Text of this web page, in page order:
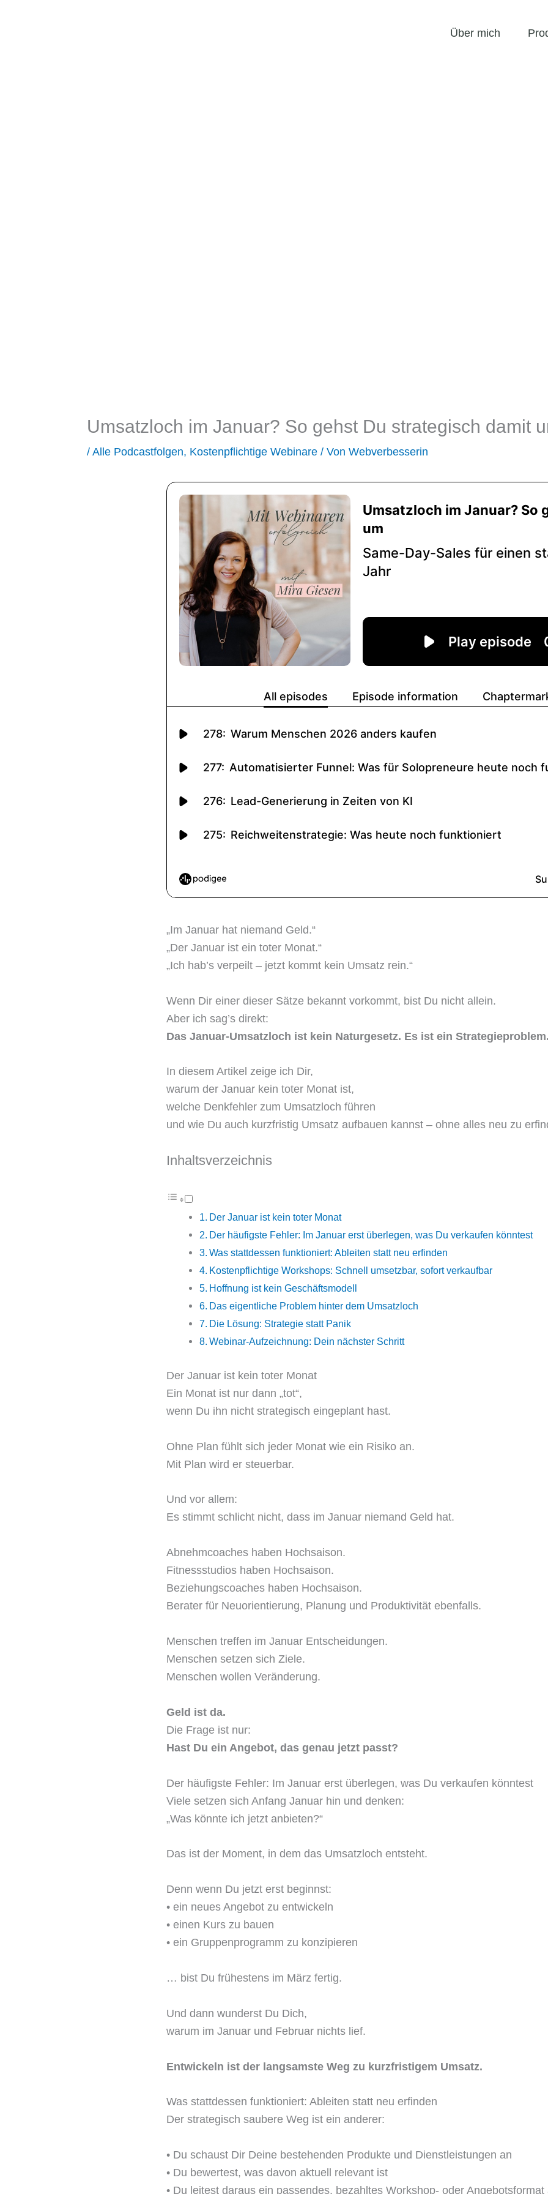
Über mich
Umsatzloch im Januar? So gehst Du strategisch damit
/ Alle Podcastfolgen, Kostenpflichtige Webinare / Von Webverbesserin
„Im Januar hat niemand Geld.“
„Der Januar ist ein toter Monat.“
„Ich hab’s verpeilt – jetzt kommt kein Umsatz rein.“
Wenn Dir einer dieser Sätze bekannt vorkommt, bist Du nicht allein.
Aber ich sag’s direkt:
Das Januar-Umsatzloch ist kein Naturgesetz. Es ist ein
In diesem Artikel zeige ich Dir,
warum der Januar kein toter Monat ist,
welche Denkfehler zum Umsatzloch führen
und wie Du auch kurzfristig Umsatz aufbauen kannst – ohne alles neu zu
Inhaltsverzeichnis
Der Januar ist kein toter Monat
Der häufigste Fehler: Im Januar erst überlegen, was Du verkaufen könntest
Was stattdessen funktioniert: Ableiten statt neu erfinden
Kostenpflichtige Workshops: Schnell umsetzbar, sofort verkaufbar
Hoffnung ist kein Geschäftsmodell
Das eigentliche Problem hinter dem Umsatzloch
Die Lösung: Strategie statt Panik
Webinar-Aufzeichnung: Dein nächster Schritt
Der Januar ist kein toter Monat
Ein Monat ist nur dann „tot“,
wenn Du ihn nicht strategisch eingeplant hast.
Ohne Plan fühlt sich jeder Monat wie ein Risiko an.
Mit Plan wird er steuerbar.
Und vor allem:
Es stimmt schlicht nicht, dass im Januar niemand Geld hat.
Abnehmcoaches haben Hochsaison.
Fitnessstudios haben Hochsaison.
Beziehungscoaches haben Hochsaison.
Berater für Neuorientierung, Planung und Produktivität ebenfalls.
Menschen treffen im Januar Entscheidungen.
Menschen setzen sich Ziele.
Menschen wollen Veränderung.
Geld ist da.
Die Frage ist nur:
Hast Du ein Angebot, das genau jetzt passt?
Der häufigste Fehler: Im Januar erst überlegen, was Du verkaufen könntest
Viele setzen sich Anfang Januar hin und denken:
„Was könnte ich jetzt anbieten?“
Das ist der Moment, in dem das Umsatzloch entsteht.
Denn wenn Du jetzt erst beginnst:
• ein neues Angebot zu entwickeln
• einen Kurs zu bauen
• ein Gruppenprogramm zu konzipieren
… bist Du frühestens im März fertig.
Und dann wunderst Du Dich,
warum im Januar und Februar nichts lief.
Entwickeln ist der langsamste Weg zu kurzfristigem Umsatz.
Was stattdessen funktioniert: Ableiten statt neu erfinden
Der strategisch saubere Weg ist ein anderer:
• Du schaust Dir Deine bestehenden Produkte und Dienstleistungen an
• Du bewertest, was davon aktuell relevant ist
• Du leitest daraus ein passendes, bezahltes Workshop- oder Angebotsformat